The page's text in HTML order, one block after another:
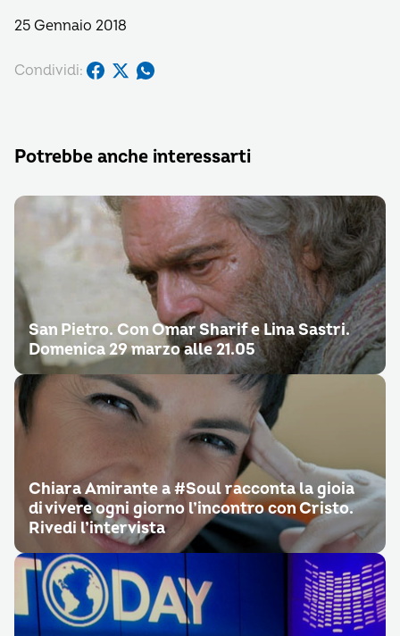
25 Gennaio 2018
Condividi:
Potrebbe anche interessarti
San Pietro. Con Omar Sharif e Lina Sastri.
Domenica 29 marzo alle 21.05
Chiara Amirante a #Soul racconta la gioia
di vivere ogni giorno l’incontro con Cristo.
Rivedi l’intervista